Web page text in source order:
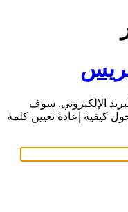
الإلكتروني. سوف
كيفية إعادة تعيين كلمة